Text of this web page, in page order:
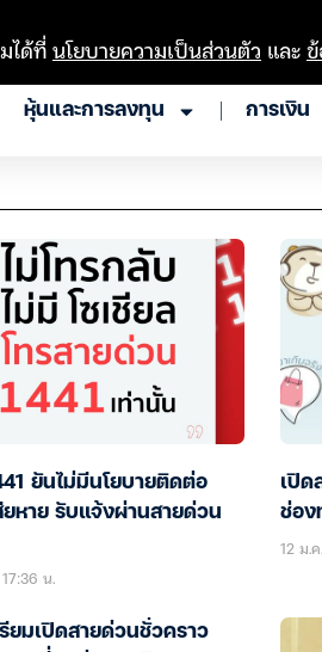
หุ้นและการลงทุน การเงิน
ยันไม่มีนโยบายติดต่อ
หาย รับแจ้งผ่านสายด่วน
น.
เปิด
ช่อง
12 ม.
ยมเปิดสายด่วนชั่วคราว
ได้ที่นโยบายความเป็นส่วนตัว และ